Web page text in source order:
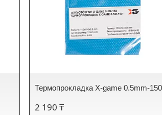
Термопрокладка X-game 0.5mm-150
2 190 ₸